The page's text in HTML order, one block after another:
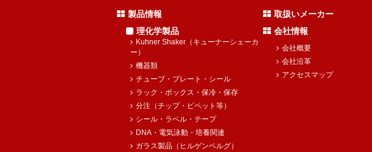
製品情報
理化学製品
Kuhner Shaker（キューナーシェーカ
ー）
機器類
チューブ・プレート・シール
ラック・ボックス・保冷・保存
分注（チップ・ピペット等）
シール・ラベル・テープ
DNA・電気泳動・培養関連
ガラス製品（ヒルゲンベルグ）
取扱いメーカー
会社情報
会社概要
会社沿革
アクセスマップ